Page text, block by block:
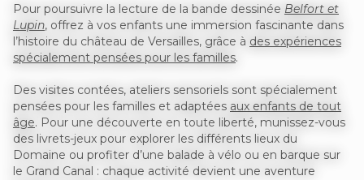
Pour poursuivre la lecture de la bande dessinée Belfort et
Lupin, offrez à vos enfants une immersion fascinante dans
l’histoire du château de Versailles, grâce à des expériences
spécialement pensées pour les familles.
Des visites contées, ateliers sensoriels sont spécialement
pensées pour les familles et adaptées aux enfants de tout
âge. Pour une découverte en toute liberté, munissez-vous
des livrets-jeux pour explorer les différents lieux du
Domaine ou profiter d’une balade à vélo ou en barque sur
le Grand Canal : chaque activité devient une aventure